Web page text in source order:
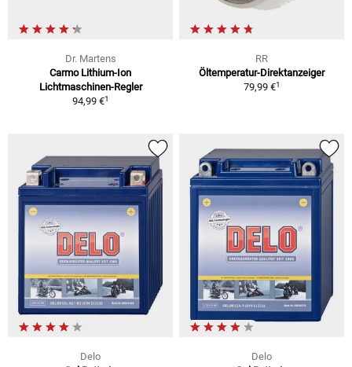
Dr. Martens
Carmo Lithium-Ion
Lichtmaschinen-Regler
94,99 €1
RR
Öltemperatur-Direktanzeiger
79,99 €1
Delo
Delo